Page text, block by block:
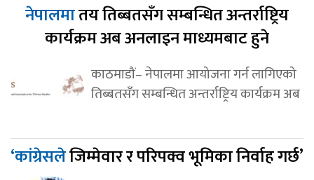
नेपालमातय तिब्बतसँग सम्बन्धित अन्तर्राष्ट्रिय
कार्यक्रम अब अनलाइन माध्यमबाट हुने
काठमाडौं– नेपालमा आयोजना गर्न लागिएको
तिब्बतसँग सम्बन्धित अन्तर्राष्ट्रिय कार्यक्रम अब
‘कांग्रेसलेजिम्मेवार र परिपक्व भूमिका निर्वाह गर्छ’